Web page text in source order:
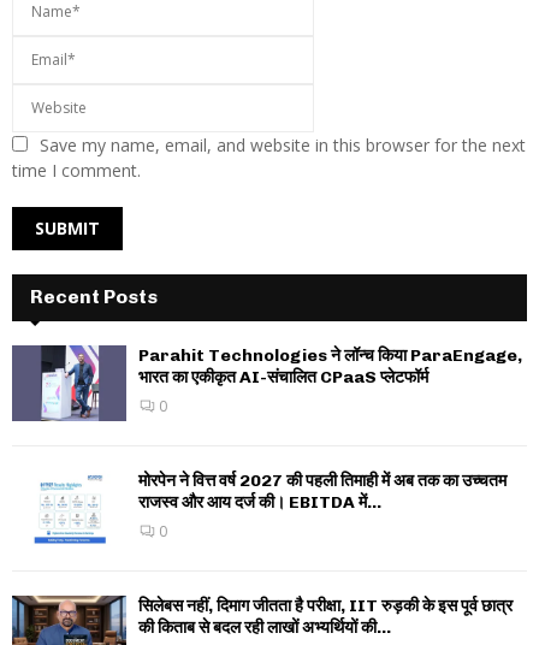
Save my name, email, and website in this browser for the next
time I comment.
Recent Posts
Parahit Technologies ने लॉन्च किया ParaEngage,
भारत का एकीकृत AI-संचालित CPaaS प्लेटफॉर्म
0
मोरपेन ने वित्त वर्ष 2027 की पहली तिमाही में अब तक का उच्चतम
राजस्व और आय दर्ज की। EBITDA में...
0
सिलेबस नहीं, दिमाग जीतता है परीक्षा, IIT रुड़की के इस पूर्व छात्र
की किताब से बदल रही लाखों अभ्यर्थियों की...